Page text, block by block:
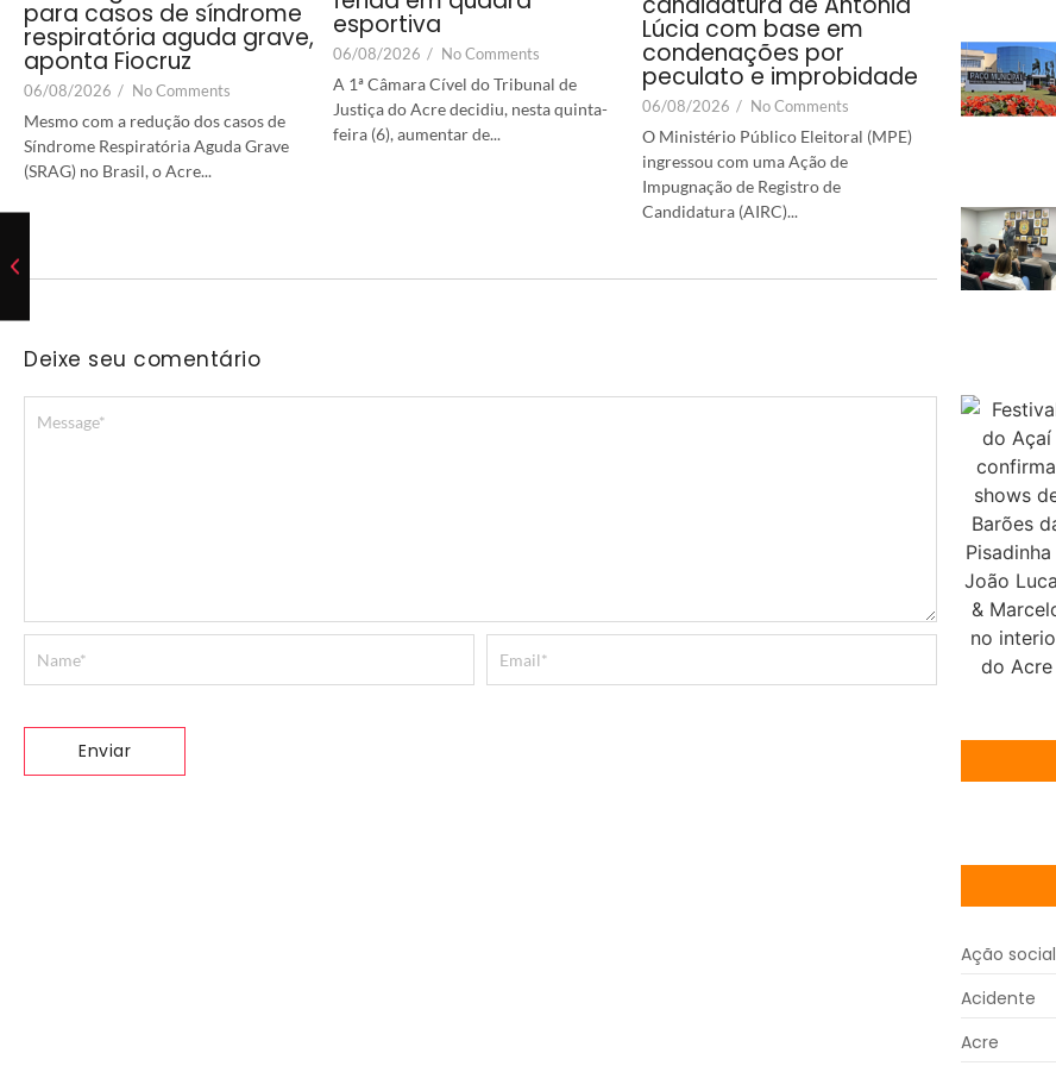
para casos de síndrome
respiratória aguda grave,
aponta Fiocruz
06/08/2026 / No Comments
Mesmo com a redução dos casos de
Síndrome Respiratória Aguda Grave
(SRAG) no Brasil, o Acre...
esportiva
06/08/2026 / No Comments
A 1ª Câmara Cível do Tribunal de
Justiça do Acre decidiu, nesta quinta-
feira (6), aumentar de...
Lúcia com base em
condenações por
peculato e improbidade
06/08/2026 / No Comments
O Ministério Público Eleitoral (MPE)
ingressou com uma Ação de
Impugnação de Registro de
Candidatura (AIRC)...
Deixe seu comentário
Ação social
Acidente
Acre